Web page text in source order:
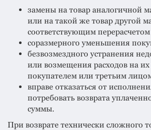
замены на товар аналогичной
или на такой же товар другой
соответствующим
соразмерного уменьшения
безвозмездного устранения
или возмещения расходов на
покупателем или третьим
вправе отказаться от
потребовать возврата
суммы.
При возврате технически сложного